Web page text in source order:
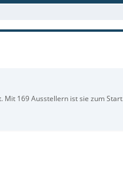
Mit 169 Ausstellern ist sie zum Start
Pilz und SEW bis hin zu